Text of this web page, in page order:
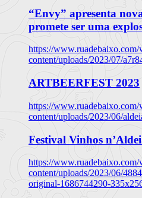
“Envy” apresenta
promete ser uma
https://www.ruadebaixo.com/
content/uploads/2023/07/
ARTBEERFEST 2023
https://www.ruadebaixo.com/
content/uploads/2023/06/
Festival Vinhos
https://www.ruadebaixo.com/
content/uploads/2023/06/
original-1686744290-